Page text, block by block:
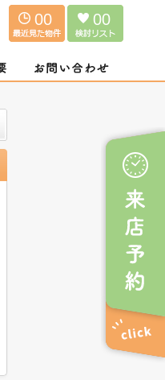
00 00